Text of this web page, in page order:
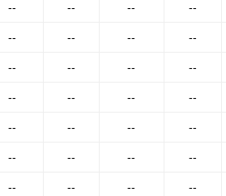
-- -- -- --
-- -- -- --
-- -- -- --
-- -- -- --
-- -- -- --
-- -- -- --
-- -- -- --